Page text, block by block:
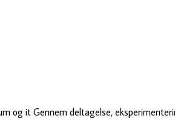
og it Gennem deltagelse,